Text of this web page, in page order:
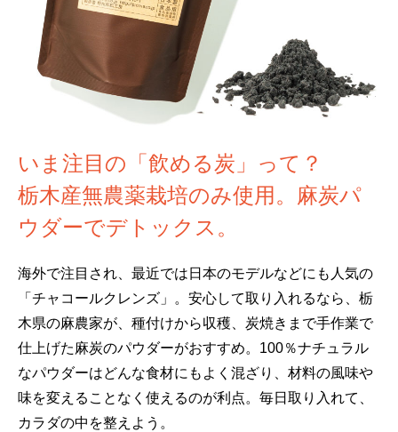
いま注目の「飲める炭」って？
栃木産無農薬栽培のみ使用。麻炭パ
ウダーでデトックス。
海外で注目され、最近では日本のモデルなどにも人気の
「チャコールクレンズ」。安心して取り入れるなら、栃
木県の麻農家が、種付けから収穫、炭焼きまで手作業で
仕上げた麻炭のパウダーがおすすめ。100％ナチュラル
なパウダーはどんな食材にもよく混ざり、材料の風味や
味を変えることなく使えるのが利点。毎日取り入れて、
カラダの中を整えよう。